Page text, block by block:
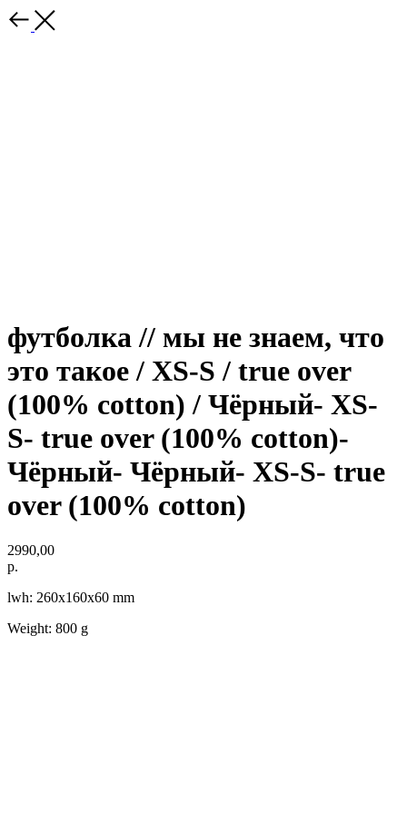
футболка // мы не знаем, что
это такое / XS-S / true over
(100% cotton) / Чёрный- XS-
S- true over (100% cotton)-
Чёрный- Чёрный- XS-S- true
over (100% cotton)
2990,00
р.
lwh: 260x160x60 mm
Weight: 800 g